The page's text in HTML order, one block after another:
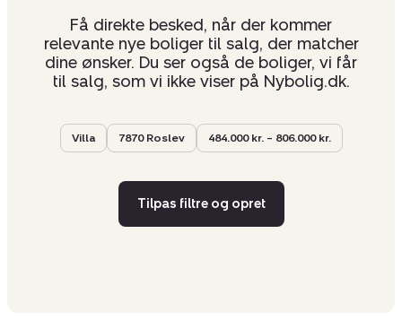
Få direkte besked, når der kommer
relevante nye boliger til salg, der matcher
dine ønsker. Du ser også de boliger, vi får
til salg, som vi ikke viser på Nybolig.dk.
Villa 7870 Roslev 484.000 kr. – 806.000 kr.
Tilpas filtre og opret